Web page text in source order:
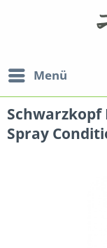
Menü
Schwarzkopf
Spray